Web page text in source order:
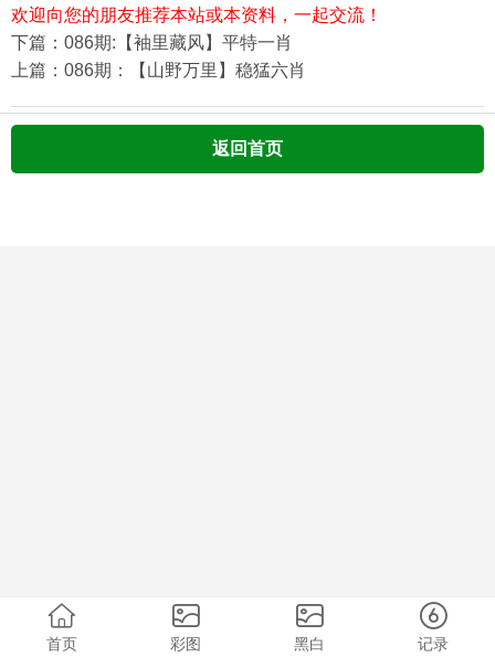
欢迎向您的朋友推荐本站或本资料，一起交流！
下篇：086期:【袖里藏风】平特一肖
上篇：086期：【山野万里】稳猛六肖
返回首页
首页 彩图 黑白 记录